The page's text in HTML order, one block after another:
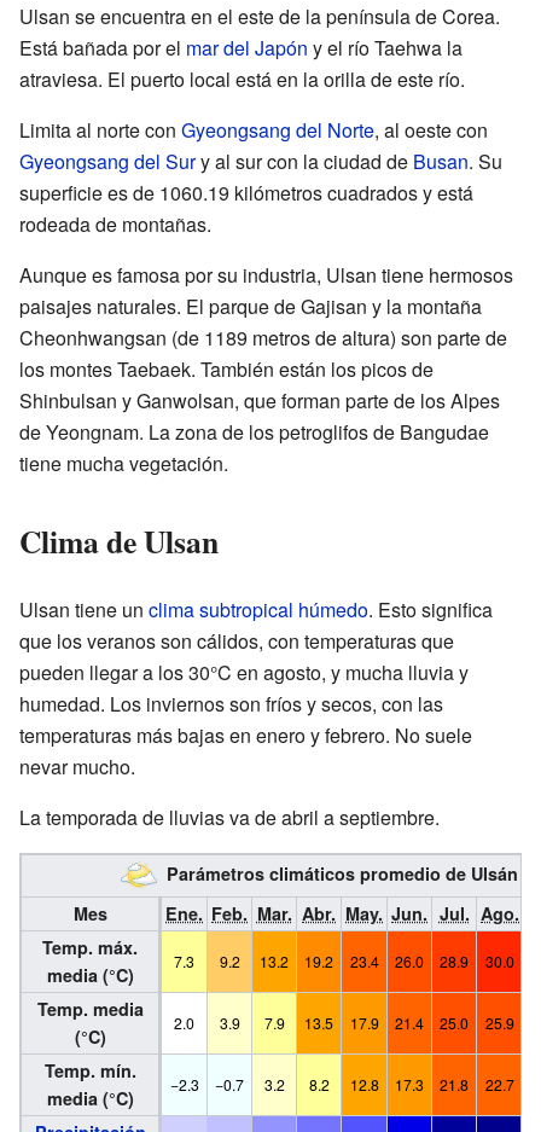
Ulsan se encuentra en el este de la península de Corea.
Está bañada por el mar del Japón y el río Taehwa la
atraviesa. El puerto local está en la orilla de este río.
Limita al norte con Gyeongsang del Norte, al oeste con
Gyeongsang del Sury al sur con la ciudad de Busan. Su
superficie es de 1060.19 kilómetros cuadrados y está
rodeada de montañas.
Aunque es famosa por su industria, Ulsan tiene hermosos
paisajes naturales. El parque de Gajisan y la montaña
Cheonhwangsan (de 1189 metros de altura) son parte de
los montes Taebaek. También están los picos de
Shinbulsan y Ganwolsan, que forman parte de los Alpes
de Yeongnam. La zona de los petroglifos de Bangudae
tiene mucha vegetación.
Clima de Ulsan
Ulsan tiene un clima subtropical húmedo. Esto significa
que los veranos son cálidos, con temperaturas que
pueden llegar a los 30°C en agosto, y mucha lluvia y
humedad. Los inviernos son fríos y secos, con las
temperaturas más bajas en enero y febrero. No suele
nevar mucho.
La temporada de lluvias va de abril a septiembre.
Parámetros climáticos promedio de Ulsán
Mes
Ene. Feb. Mar. Abr. May. Jun. Jul. Ago.
Temp. máx.
media (°C)
7.3 9.2 13.2 19.2 23.4 26.0 28.9 30.0
Temp. media
(°C)
2.0 3.9 7.9 13.5 17.9 21.4 25.0 25.9
Temp. mín.
media (°C)
−2.3 −0.7 3.2 8.2 12.8 17.3 21.8 22.7